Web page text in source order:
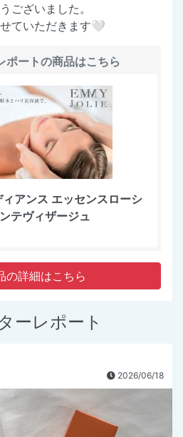
ございました。
ていただきます🤍
ポートの商品はこちら
アンス エッセンスローシ
テヴィザージュ
の詳細はこちら
ーレポート
2026/06/18